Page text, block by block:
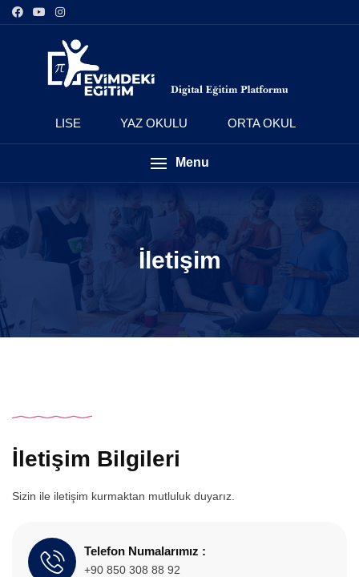
LISE YAZ OKULU ORTA OKUL
Menu
İletişim
İletişim Bilgileri
Sizin ile iletişim kurmaktan mutluluk duyarız.
Telefon Numalarımız :
+90 850 308 88 92